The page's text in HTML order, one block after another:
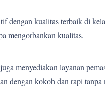
dengan kualitas terbaik di
mengorbankan kualitas.
menyediakan layanan
dengan kokoh dan rapi